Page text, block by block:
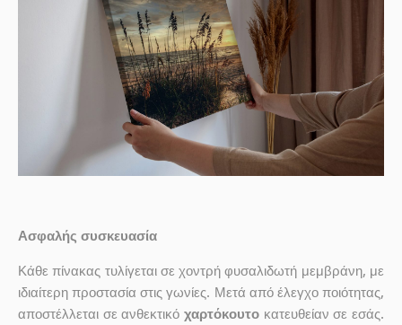
Ασφαλής συσκευασία
Κάθε πίνακας τυλίγεται σε χοντρή φυσαλιδωτή μεμβράνη, με
ιδιαίτερη προστασία στις γωνίες. Μετά από έλεγχο ποιότητας,
αποστέλλεται σε ανθεκτικό χαρτόκουτο κατευθείαν σε εσάς.